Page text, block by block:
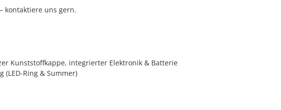
kontaktiere uns gern.
Kunststoffkappe, integrierter Elektronik & Batterie
Ring & Summer)